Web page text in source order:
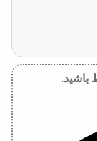
باشید.